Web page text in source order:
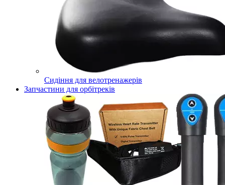
Сидіння для велотренажерів
Запчастини для орбітреків